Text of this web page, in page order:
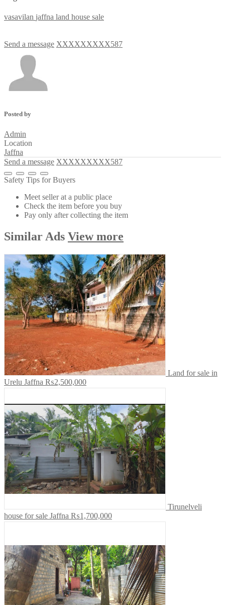
vasavilan jaffna land house sale
Send a message XXXXXXXXX587
Posted by
Admin
Location
Jaffna
Send a message XXXXXXXXX587
Safety Tips for Buyers
Meet seller at a public place
Check the item before you buy
Pay only after collecting the item
Similar Ads View more
Land for sale in
Urelu Jaffna ₨2,500,000
Tirunelveli
house for sale Jaffna ₨1,700,000